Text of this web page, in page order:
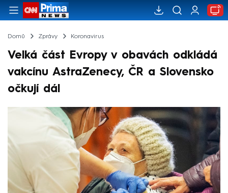
Domů Zprávy Koronavirus
Velká část Evropy v obavách odkládá
vakcínu AstraZenecy, ČR a Slovensko
očkují dál